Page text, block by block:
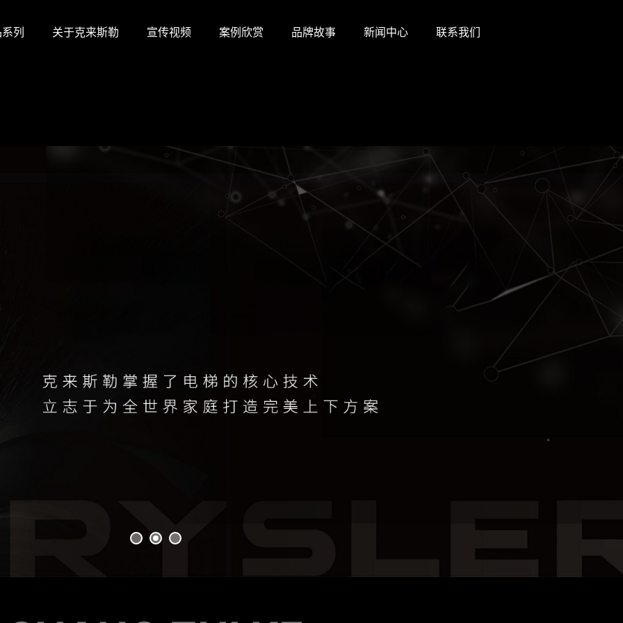
列 关于克来斯勒 宣传视频 案例欣赏 品牌故事 新闻中心 联系我们